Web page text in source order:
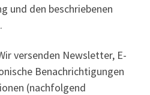
und den beschriebenen
versenden Newsletter, E-
Benachrichtigungen
(nachfolgend